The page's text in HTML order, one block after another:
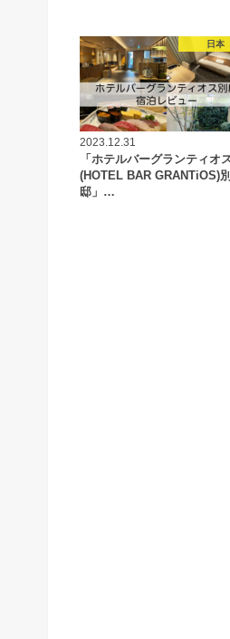
日本
2023.12.31
「ホテルバーグランティオ
(HOTEL BAR GRANTiOS)別
邸」…